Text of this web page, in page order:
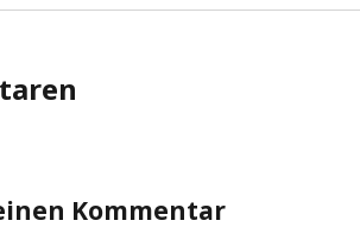
Kommentar